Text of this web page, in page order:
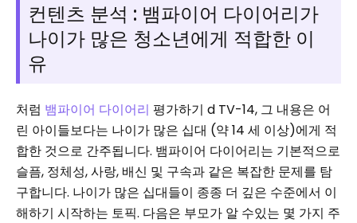
컨텐츠 분석 : 뱀파이어 다이어리가
나이가 많은 청소년에게 적합한 이
유
처럼 뱀파이어 다이어리 평가하기 d TV-14, 그 내용은 어
린 아이들보다는 나이가 많은 십대 (약 14 세 이상)에게 적
합한 것으로 간주됩니다. 뱀파이어 다이어리는 기본적으로
슬픔, 정체성, 사랑, 배신 및 구속과 같은 복잡한 문제를 탐
구합니다. 나이가 많은 십대들이 종종 더 깊은 수준에서 이
해하기 시작하는 토픽. 다음은 부모가 알 수있는 몇 가지 주